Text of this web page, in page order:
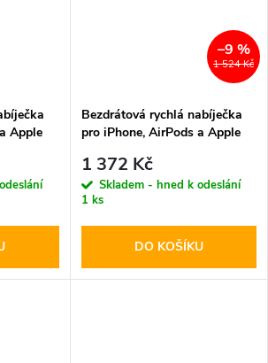
Apple
1 524 Kč
–9 %
Bezdrátová rychlá nabíječka
pro iPhone, AirPods a Apple
Wireless Charger White
1 372 Kč
Skladem - hned k odeslání
1 ks
DO KOŠÍKU